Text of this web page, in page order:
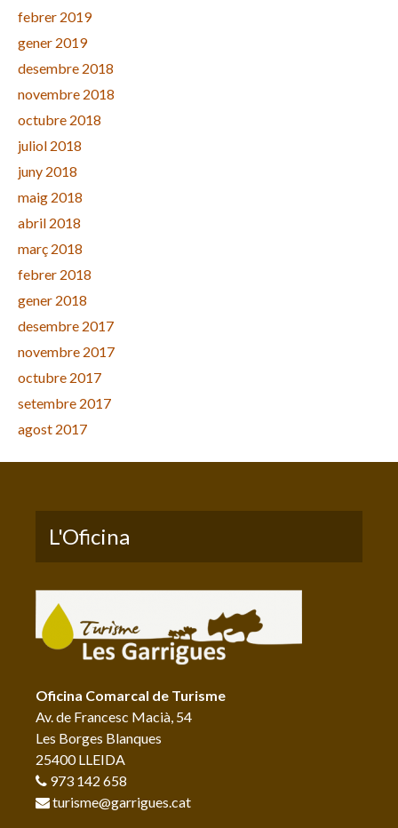
febrer 2019
gener 2019
desembre 2018
novembre 2018
octubre 2018
juliol 2018
juny 2018
maig 2018
abril 2018
març 2018
febrer 2018
gener 2018
desembre 2017
novembre 2017
octubre 2017
setembre 2017
agost 2017
L'Oficina
Oficina Comarcal de Turisme
Av. de Francesc Macià, 54
Les Borges Blanques
25400 LLEIDA
973 142 658
turisme@garrigues.cat